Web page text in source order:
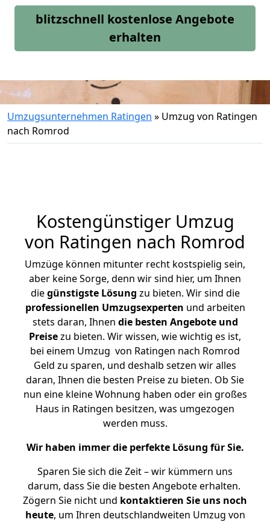
blitzschnell kostenlose Angebote
erhalten
Umzugsunternehmen Ratingen » Umzug von Ratingen
nach Romrod
Kostengünstiger Umzug
von Ratingen nach Romrod
Umzüge können mitunter recht kostspielig sein,
aber keine Sorge, denn wir sind hier, um Ihnen
diegünstigste Lösung zu bieten. Wir sind die
professionellen Umzugsexperten und arbeiten
stets daran, Ihnen die besten Angebote und
Preisezu bieten. Wir wissen, wie wichtig es ist,
bei einem Umzug von Ratingen nach Romrod
Geld zu sparen, und deshalb setzen wir alles
daran, Ihnen die besten Preise zu bieten. Ob Sie
nun eine kleine Wohnung haben oder ein großes
Haus in Ratingen besitzen, was umgezogen
werden muss.
Wir haben immer die perfekte Lösung für Sie.
Sparen Sie sich die Zeit – wir kümmern uns
darum, dass Sie die besten Angebote erhalten.
Zögern Sie nicht und kontaktieren Sie uns noch
heute, um Ihren deutschlandweiten Umzug von